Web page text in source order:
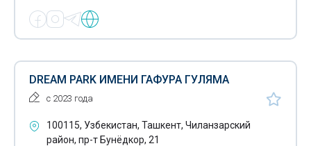
Отдых на курортах Краснодарского края
Отдых на курортах Крыма
Отдых на Чарваке
Отели в горах
DREAM PARK ИМЕНИ ГАФУРА ГУЛЯМА
с 2023 года
100115, Узбекистан, Ташкент, Чиланзарский
район, пр-т Бунёдкор, 21